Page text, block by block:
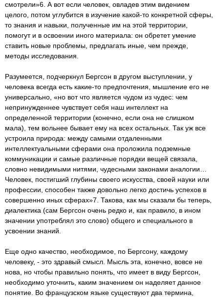
смотрели»6. А вот если человек, овладев этим видением
целого, потом углубится в изучение какой-то конкретной сферы,
то знания и навыки, полученные им на этой территории,
помогут и в освоении иного материала: он обретет умение
ставить новые проблемы, предлагать иные, чем прежде,
методы исследования.
Разумеется, подчеркнул Бергсон в другом выступлении, у
человека всегда есть какие-то предпочтения, мышление его не
универсально, «но вот что является чудом из чудес: чем
непринужденнее чувствует себя наш интеллект на
определенной территории (конечно, если она не слишком
мала), тем вольнее бывает ему на всех остальных. Так уж все
устроила природа: между самыми отдаленными
интеллектуальными сферами она проложила подземные
коммуникации и самые различные порядки вещей связала,
словно невидимыми нитями, чудесными законами аналогии…
Человек, постигший глубины своего искусства, своей науки или
профессии, способен также довольно легко достичь успехов в
совершенно иных сферах»7. Такова, как мы сказали бы теперь,
диалектика (сам Бергсон очень редко и, как правило, в ином
значении употреблял это слово) общего и специального в
усвоении знаний.
Еще одно качество, необходимое, по Бергсону, каждому
человеку, - это здравый смысл. Мысль эта, конечно, вовсе не
нова, но чтобы правильно понять, что имеет в виду Бергсон,
необходимо уточнить, каким значением он наделяет данное
понятие. Во французском языке существуют два термина,